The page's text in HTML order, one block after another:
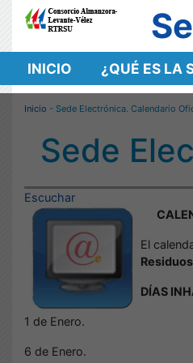
INICIO ¿QUÉ ES LA
Inicio - Sede Electrónica. Calendario
Sede
Escuchar
El
DÍAS
1 de Enero.
6 de Enero.